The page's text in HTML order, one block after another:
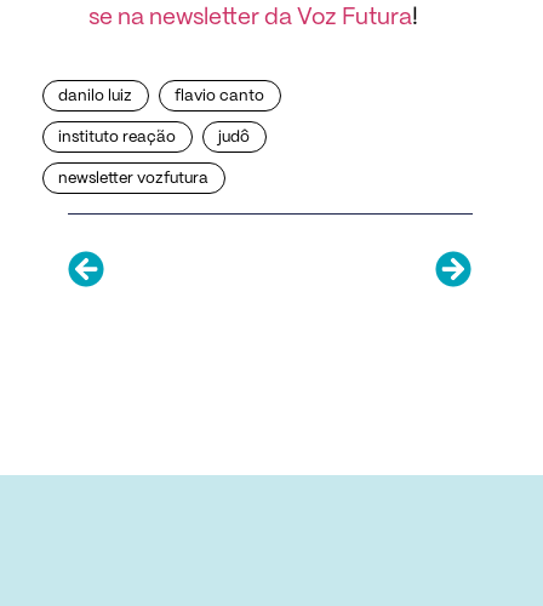
se na newsletter da Voz Futura!
danilo luiz flavio canto
instituto reação judô
newsletter vozfutura